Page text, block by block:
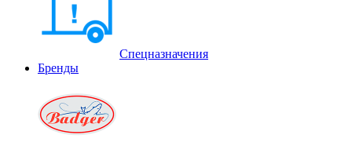
Спецназначения
Бренды